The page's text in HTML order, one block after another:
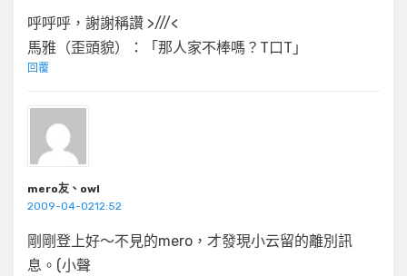
呼呼呼，謝謝稱讚 >///<
馬雅（歪頭貌）：「那人家不棒嗎？T口T」
回覆
mero友、owl
2009-04-0212:52
剛剛登上好～不見的mero，才發現小云留的離別訊
息。(小聲